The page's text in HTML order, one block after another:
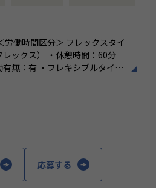
ムを結成
どのチームを作っているの
アがマネージャーとして経験の
ンを一緒に考えます。現場での
ての立場で汲み取り、営業へ意
すい環境を整えていくこともマ
なく身近な先輩からもアドバイ
得られる環境です。
5名、現在子育て中の方は12名
ンジニアを過小評価せず、スキ
験を土台に上流工程を目指して
ント★
談を実施し、「いまどのような
に次はこんな案件に進むと良
クエンド領域での実装調査、不
業務】
Rails
Jira/
Docs/Confluence
労働時間区分＞ フレックスタイ
・休憩時間：60分
フレキシブルタイ
間補足＞
応募する